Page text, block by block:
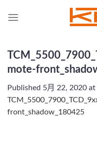
mote-
Published 5月 22, 2020 at
front_shadow_180425